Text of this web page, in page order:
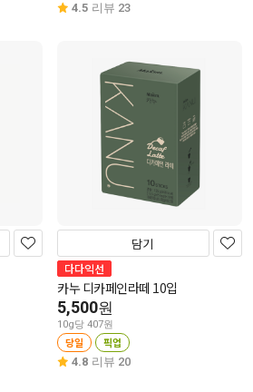
4.5 리뷰 23
담기
다다익선
카누 디카페인라떼 10입
5,500원
10g당 407원
당일 픽업
4.8 리뷰 20